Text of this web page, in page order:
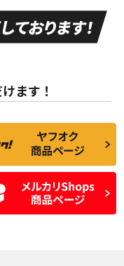
走行距離も少なく、
非常に状態の良い中
古品
んどない中古品
られるが、使用に問
題のない中古品
残り溝も少なく、偏
磨耗がみられ、短期
間使用できるくらい
の中古品
ます！